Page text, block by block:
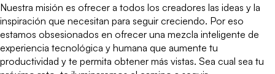
Nuestra misión es ofrecer a todos los creadores las ideas y la
inspiración que necesitan para seguir creciendo. Por eso
estamos obsesionados en ofrecer una mezcla inteligente de
experiencia tecnológica y humana que aumente tu
productividad y te permita obtener más vistas. Sea cual sea tu